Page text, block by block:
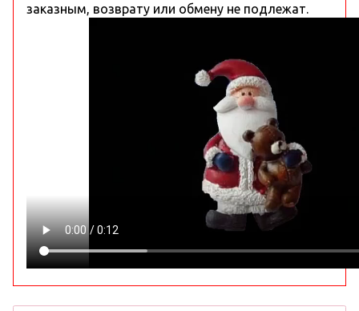
заказным, возврату или обмену не подлежат.